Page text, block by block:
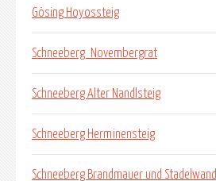
Gösing Hoyossteig
Schneeberg_Novembergrat
Schneeberg Alter Nandlsteig
Schneeberg Herminensteig
Schneeberg Brandmauer und Stadelwand